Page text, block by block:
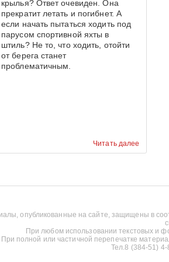
Читать далее
крылья? Ответ очевиден. Она
прекратит летать и погибнет. А
если начать пытаться ходить под
парусом спортивной яхты в
штиль? Не то, что ходить, отойти
от берега станет
проблематичным.
опубликованные на сайте, защищены в
При любом использовании текстовых и
При полной или частичной перепечатке
Тел.8 (384-51)